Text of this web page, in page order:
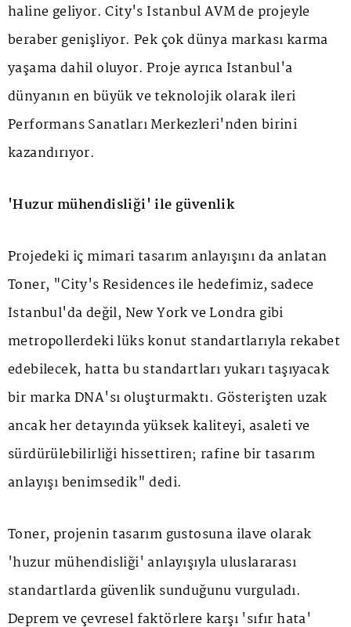
haline geliyor. City's İstanbul AVM de projeyle
beraber genişliyor. Pek çok dünya markası karma
yaşama dahil oluyor. Proje ayrıca İstanbul'a
dünyanın en büyük ve teknolojik olarak ileri
Performans Sanatları Merkezleri'nden birini
kazandırıyor.
'Huzur mühendisliği' ile güvenlik
Projedeki iç mimari tasarım anlayışını da anlatan
Toner, "City's Residences ile hedefimiz, sadece
İstanbul'da değil, New York ve Londra gibi
metropollerdeki lüks konut standartlarıyla rekabet
edebilecek, hatta bu standartları yukarı taşıyacak
bir marka DNA'sı oluşturmaktı. Gösterişten uzak
ancak her detayında yüksek kaliteyi, asaleti ve
sürdürülebilirliği hissettiren; rafine bir tasarım
anlayışı benimsedik" dedi.
Toner, projenin tasarım gustosuna ilave olarak
'huzur mühendisliği' anlayışıyla uluslararası
standartlarda güvenlik sunduğunu vurguladı.
Deprem ve çevresel faktörlere karşı 'sıfır hata'